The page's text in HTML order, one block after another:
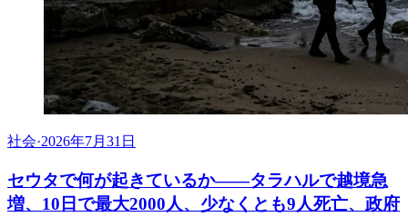
社会·2026年7月31日
セウタで何が起きているか——タラハルで越境急
増、10日で最大2000人、少なくとも9人死亡、政府